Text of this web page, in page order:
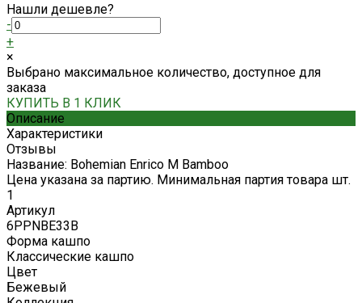
Нашли дешевле?
-
+
×
Выбрано максимальное количество, доступное для
заказа
КУПИТЬ В 1 КЛИК
Описание
Характеристики
Отзывы
Название: Bohemian Enrico M Bamboo
Цена указана за партию. Минимальная партия товара шт.
1
Артикул
6PPNBE33B
Форма кашпо
Классические кашпо
Цвет
Бежевый